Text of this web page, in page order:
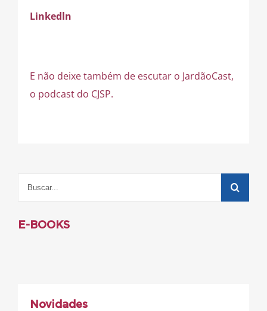
Linkedln
E não deixe também de escutar o JardãoCast,
o podcast do CJSP.
E-BOOKS
Novidades